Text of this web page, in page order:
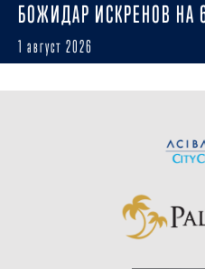
БОЖИДАР ИСКРЕНОВ НА
1 август 2026